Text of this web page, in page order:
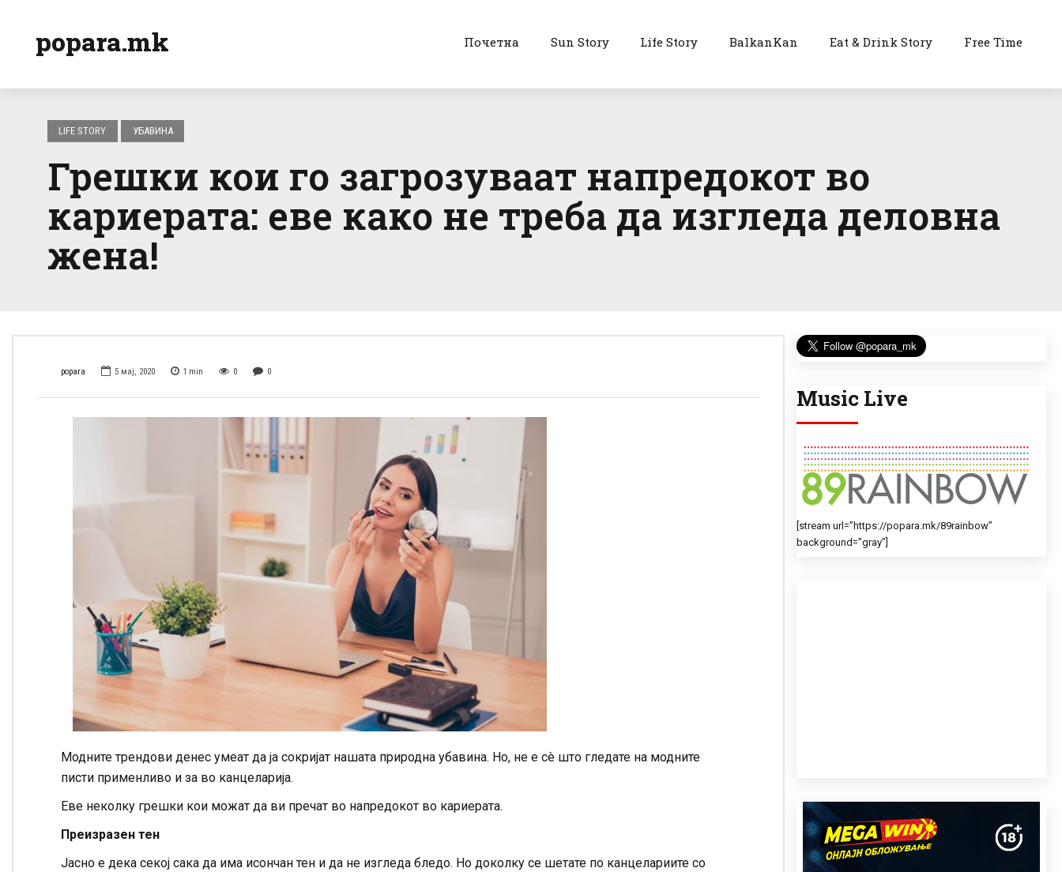
popara.mk Почетна Sun Story Life Story BalkanKan Eat & Drink Story Free Time
LIFE STORY УБАВИНА
Грешки кои го загрозуваат напредокот во
кариерата: еве како не треба да изгледа деловна
жена!
popara 5 мај, 2020 1 min 0 0
Модните трендови денес умеат да ја сокријат нашата природна убавина. Но, не е сè што гледате на модните
писти применливо и за во канцеларија.
Еве неколку грешки кои можат да ви пречат во напредокот во кариерата.
Преизразен тен
Јасно е дека секој сака да има исончан тен и да не изгледа бледо. Но доколку се шетате по канцелариите со
Music Live
[stream url=”https://popara.mk/89rainbow”
background=”gray”]